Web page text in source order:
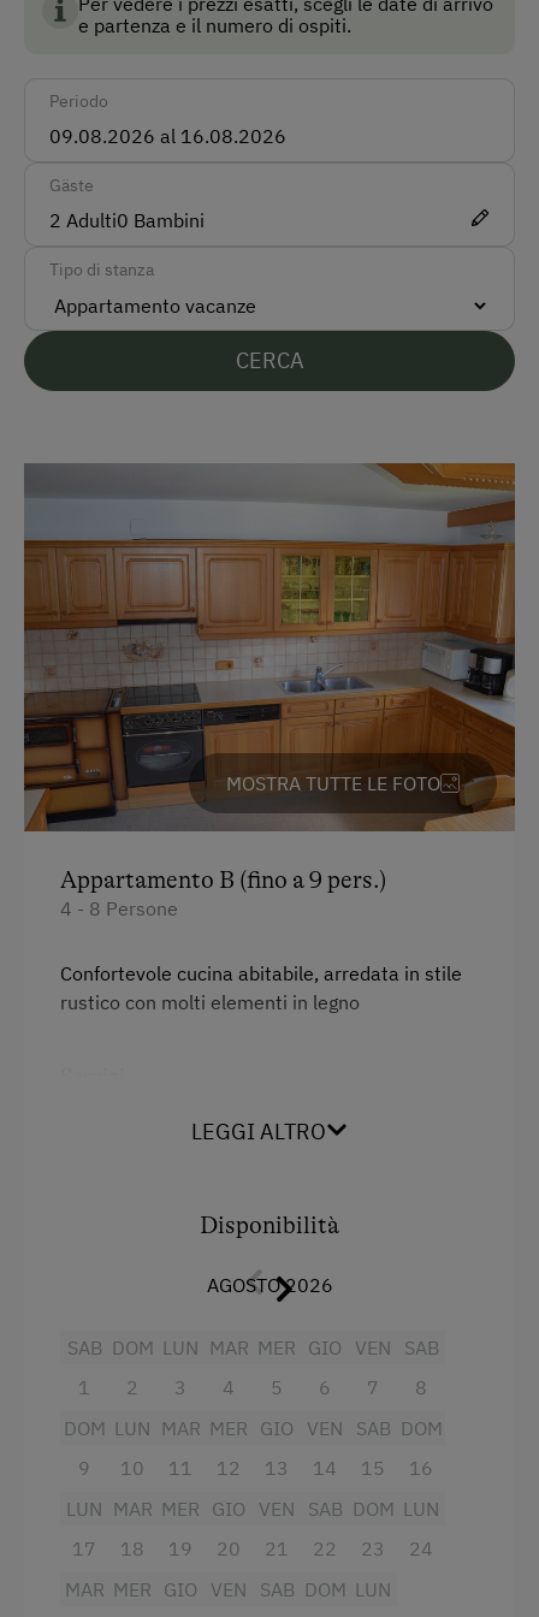
Come raggiungerci
Modalità di pagamento accettate
In agriturismo
Servizi per bambini
Servizi per neonati e bambini
Bambini benvenuti
Servizi dell'alloggio
Biancheria a disposizione
Piatti a disposizione
Lavastoviglie
Cucina comune
Macchina del caffè
Microonde
Sorgente di acqua potabile privata
Attività all'agiturismo o nei dintorni
Malga
e partenza e il numero di ospiti.
Periodo
Gäste
2 Adulti0 Bambini
Tipo di stanza
CERCA
MOSTRA TUTTE LE FOTO
Appartamento B (fino a 9 pers.)
4 - 8 Persone
Confortevole cucina abitabile, arredata in stile
rustico con molti elementi in legno
Fornello elettrico a quattro piastre
Balcone/terrazza
Lettino a sbarre per neonati
Riscaldamento
Bollitore elettrico
Radio
Doccia
LEGGI ALTRO
Disponibilità
AGOSTO 2026
SAB
1
DOM
2
LUN
3
MAR
4
MER
5
GIO
6
VEN
7
SAB
8
DOM
9
LUN
10
MAR
11
MER
12
GIO
13
VEN
14
SAB
15
DOM
16
LUN
17
MAR
18
MER
19
GIO
20
VEN
21
SAB
22
DOM
23
LUN
24
MAR MER GIO
VEN
SAB DOM LUN